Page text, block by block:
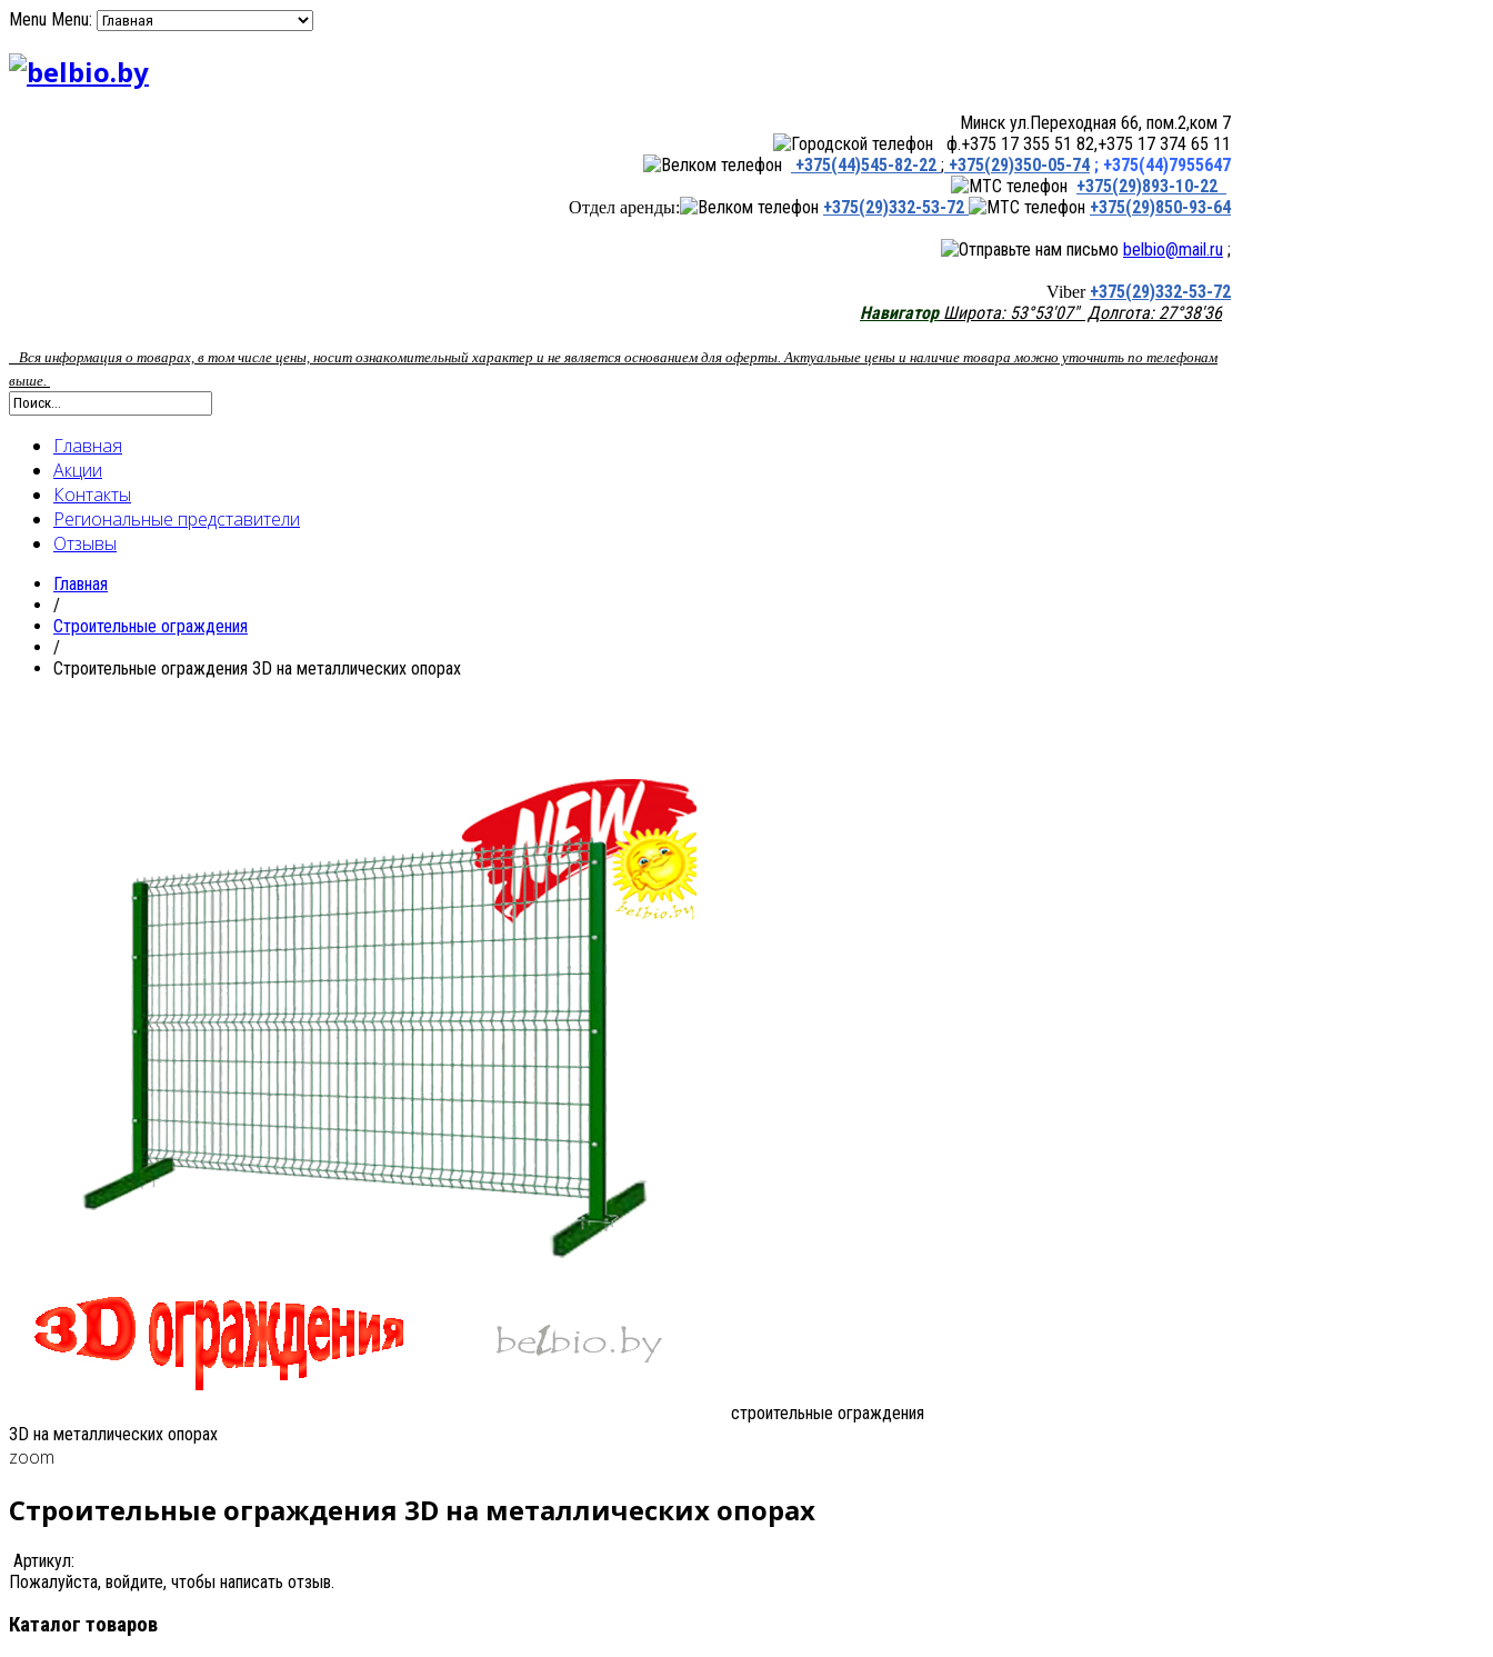
Menu Menu:
Минск ул.Переходная 66, пом.2,ком 7
ф.+375 17 355 51 82,+375 17 374 65 11
+375(44)545-82-22 ; +375(29)350-05-74 ; +375(44)7955647
+375(29)893-10-22
Отдел аренды: +375(29)332-53-72
+375(29)850-93-64
belbio@mail.ru ;
Viber +375(29)332-53-72
НавигаторШирота: 53°53'07" Долгота: 27°38'36
Вся информация о товарах, в том числе цены, носит ознакомительный характер и не является основанием для оферты. Актуальные цены и наличие товара можно уточнить по телефонам
выше.
Главная
Акции
Контакты
Региональные представители
Отзывы
Главная
/
Строительные ограждения
/
Строительные ограждения 3D на металлических опорах
строительные ограждения
3D на металлических опорах
zoom
Строительные ограждения 3D на металлических опорах
Артикул:
Пожалуйста, войдите, чтобы написать отзыв.
Каталог товаров